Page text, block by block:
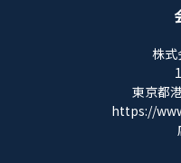
株式
東京都
https://